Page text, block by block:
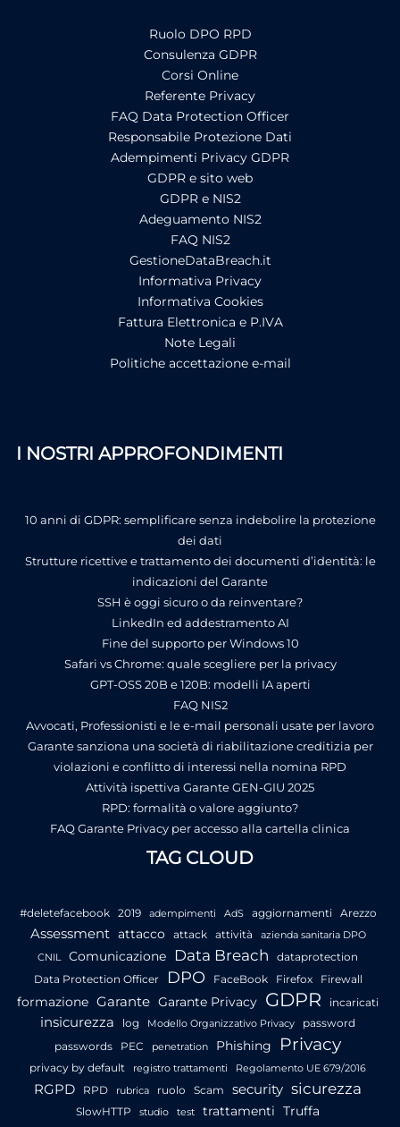
Ruolo DPO RPD
Consulenza GDPR
Corsi Online
Referente Privacy
FAQ Data Protection Officer
Responsabile Protezione Dati
Adempimenti Privacy GDPR
GDPR e sito web
GDPR e NIS2
Adeguamento NIS2
FAQ NIS2
GestioneDataBreach.it
Informativa Privacy
Informativa Cookies
Fattura Elettronica e P.IVA
Note Legali
Politiche accettazione e-mail
I NOSTRI APPROFONDIMENTI
10 anni di GDPR: semplificare senza indebolire la protezione
dei dati
Strutture ricettive e trattamento dei documenti d’identità: le
indicazioni del Garante
SSH è oggi sicuro o da reinventare?
LinkedIn ed addestramento AI
Fine del supporto per Windows 10
Safari vs Chrome: quale scegliere per la privacy
GPT-OSS 20B e 120B: modelli IA aperti
FAQ NIS2
Avvocati, Professionisti e le e-mail personali usate per lavoro
Garante sanziona una società di riabilitazione creditizia per
violazioni e conflitto di interessi nella nomina RPD
Attività ispettiva Garante GEN-GIU 2025
RPD: formalità o valore aggiunto?
FAQ Garante Privacy per accesso alla cartella clinica
TAG CLOUD
#deletefacebook 2019 adempimenti AdS aggiornamenti Arezzo
Assessment attacco attack attività
azienda sanitaria DPO
CNIL
Comunicazione Data Breach
dataprotection
Data Protection Officer
DPO FaceBook Firefox Firewall
formazione Garante Garante Privacy GDPR incaricati
insicurezza log Modello Organizzativo Privacy
password
passwords
PEC penetration Phishing Privacy
privacy by default registro trattamenti Regolamento UE 679/2016
RGPD RPD rubrica ruolo Scam security sicurezza
SlowHTTP studio test trattamenti Truffa